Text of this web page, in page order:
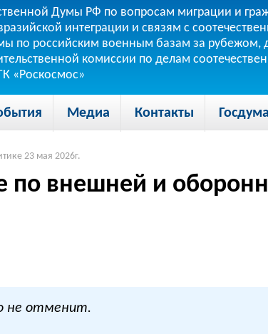
Думы РФ по вопросам миграции и
интеграции и связям с
по российским военным базам за рубежом,
комиссии по делам
«Роскосмос»
Медиа Контакты Госдума
23 мая 2026г.
по внешней и
не отменит.